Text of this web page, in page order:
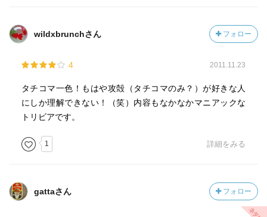
wildxbrunchさん フォロー
4 2011.11.23
タチコマ一色！もはや攻殻（タチコマのみ？）が好きな人
にしか理解できない！（笑）内容もなかなかマニアックな
トリビアです。
1 詳細をみる
gattaさん フォロー